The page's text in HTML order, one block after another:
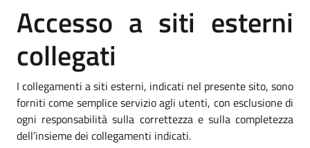
Accesso a siti esterni
collegati
I collegamenti a siti esterni, indicati nel presente sito, sono
forniti come semplice servizio agli utenti, con esclusione di
ogni responsabilità sulla correttezza e sulla completezza
dell’insieme dei collegamenti indicati.